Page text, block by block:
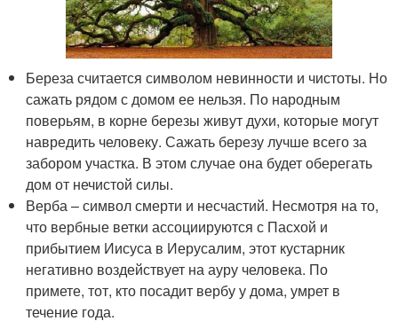
Береза считается символом невинности и чистоты. Но
сажать рядом с домом ее нельзя. По народным
поверьям, в корне березы живут духи, которые могут
навредить человеку. Сажать березу лучше всего за
забором участка. В этом случае она будет оберегать
дом от нечистой силы.
Верба – символ смерти и несчастий. Несмотря на то,
что вербные ветки ассоциируются с Пасхой и
прибытием Иисуса в Иерусалим, этот кустарник
негативно воздействует на ауру человека. По
примете, тот, кто посадит вербу у дома, умрет в
течение года.